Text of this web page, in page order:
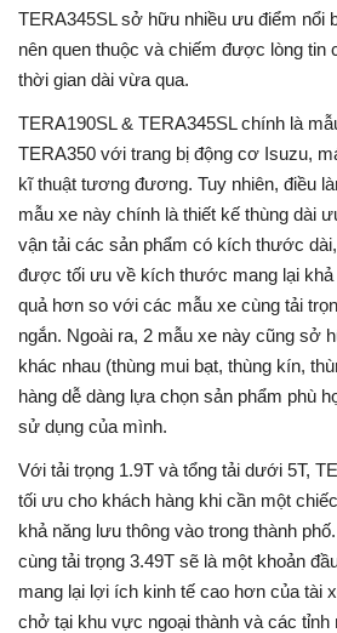
TERA345SL sở hữu nhiều ưu điểm nổi
nên quen thuộc và chiếm được lòng tin
thời gian dài vừa qua.
TERA190SL & TERA345SL chính là
TERA350 với trang bị động cơ Isuzu,
kĩ thuật tương đương. Tuy nhiên, điều
mẫu xe này chính là thiết kế thùng dài
vận tải các sản phẩm có kích thước
được tối ưu về kích thước mang lại khả
quả hơn so với các mẫu xe cùng tải
ngắn. Ngoài ra, 2 mẫu xe này cũng sở
khác nhau (thùng mui bạt, thùng kín,
hàng dễ dàng lựa chọn sản phẩm phù
sử dụng của mình.
Với tải trọng 1.9T và tổng tải dưới 5T,
tối ưu cho khách hàng khi cần một
khả năng lưu thông vào trong thành
cùng tải trọng 3.49T sẽ là một khoản
mang lại lợi ích kinh tế cao hơn của tài
chở tại khu vực ngoại thành và các tỉnh